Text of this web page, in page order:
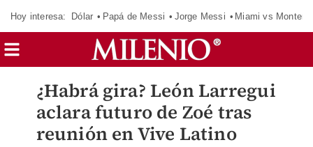
Hoy interesa: Dólar Papá de Messi Jorge Messi Miami vs
¿Habrá gira? León Larregui
aclara futuro de Zoé tras
reunión en Vive Latino